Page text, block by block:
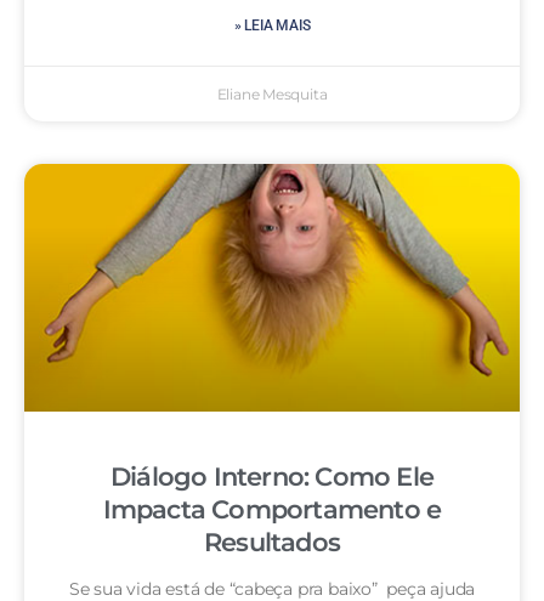
» LEIA MAIS
Eliane Mesquita
Diálogo Interno: Como Ele
Impacta Comportamento e
Resultados
Se sua vida está de “cabeça pra baixo” peça ajuda